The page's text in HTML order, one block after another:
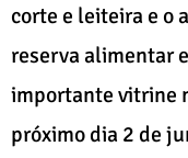
corte e leiteira e o
reserva alimentar
importante vitrine
próximo dia 2 de